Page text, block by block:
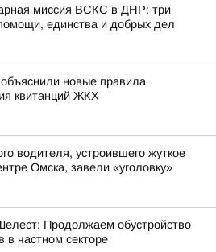
миссия ВСКС в ДНР: три
единства и добрых дел
новые правила
квитанций ЖКХ
водителя, устроившего жуткое
Омска, завели «уголовку»
Продолжаем обустройство
в частном секторе